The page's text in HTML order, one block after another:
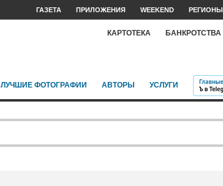
ГАЗЕТА ПРИЛОЖЕНИЯ WEEKEND РЕГИОНЫ
КАРТОТЕКА БАНКРОТСТВА
ЛУЧШИЕ ФОТОГРАФИИ АВТОРЫ УСЛУГИ